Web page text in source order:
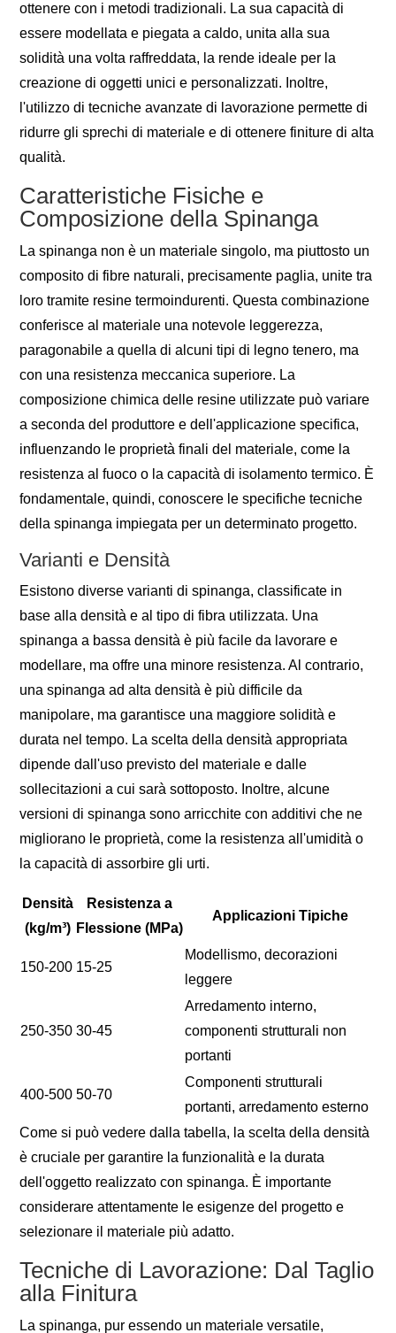
ottenere con i metodi tradizionali. La sua capacità di
essere modellata e piegata a caldo, unita alla sua
solidità una volta raffreddata, la rende ideale per la
creazione di oggetti unici e personalizzati. Inoltre,
l'utilizzo di tecniche avanzate di lavorazione permette di
ridurre gli sprechi di materiale e di ottenere finiture di alta
qualità.
Caratteristiche Fisiche e
Composizione della Spinanga
La spinanga non è un materiale singolo, ma piuttosto un
composito di fibre naturali, precisamente paglia, unite tra
loro tramite resine termoindurenti. Questa combinazione
conferisce al materiale una notevole leggerezza,
paragonabile a quella di alcuni tipi di legno tenero, ma
con una resistenza meccanica superiore. La
composizione chimica delle resine utilizzate può variare
a seconda del produttore e dell'applicazione specifica,
influenzando le proprietà finali del materiale, come la
resistenza al fuoco o la capacità di isolamento termico. È
fondamentale, quindi, conoscere le specifiche tecniche
della spinanga impiegata per un determinato progetto.
Varianti e Densità
Esistono diverse varianti di spinanga, classificate in
base alla densità e al tipo di fibra utilizzata. Una
spinanga a bassa densità è più facile da lavorare e
modellare, ma offre una minore resistenza. Al contrario,
una spinanga ad alta densità è più difficile da
manipolare, ma garantisce una maggiore solidità e
durata nel tempo. La scelta della densità appropriata
dipende dall'uso previsto del materiale e dalle
sollecitazioni a cui sarà sottoposto. Inoltre, alcune
versioni di spinanga sono arricchite con additivi che ne
migliorano le proprietà, come la resistenza all'umidità o
la capacità di assorbire gli urti.
Densità
(kg/m³)
Resistenza a
Flessione (MPa)
Applicazioni Tipiche
150-200 15-25
Modellismo, decorazioni
leggere
250-350 30-45
Arredamento interno,
componenti strutturali non
portanti
400-500 50-70
Componenti strutturali
portanti, arredamento esterno
Come si può vedere dalla tabella, la scelta della densità
è cruciale per garantire la funzionalità e la durata
dell'oggetto realizzato con spinanga. È importante
considerare attentamente le esigenze del progetto e
selezionare il materiale più adatto.
Tecniche di Lavorazione: Dal Taglio
alla Finitura
La spinanga, pur essendo un materiale versatile,